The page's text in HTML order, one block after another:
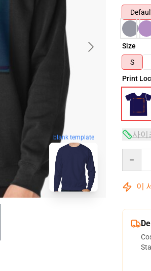
blank template
Size
S
Print
사이
이